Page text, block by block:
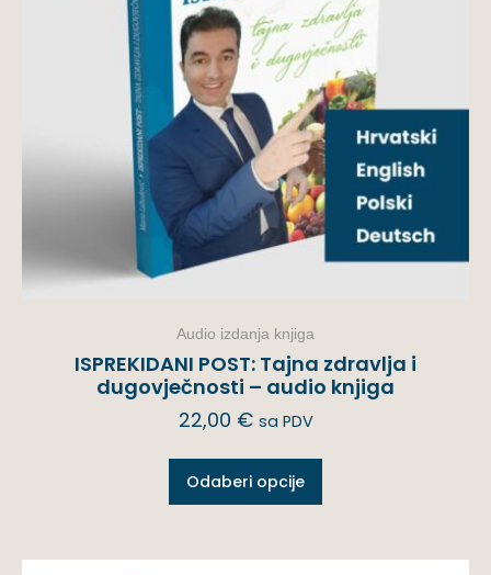
Audio izdanja knjiga
ISPREKIDANI POST: Tajna zdravlja i
dugovječnosti – audio knjiga
22,00 € sa PDV
Odaberi opcije